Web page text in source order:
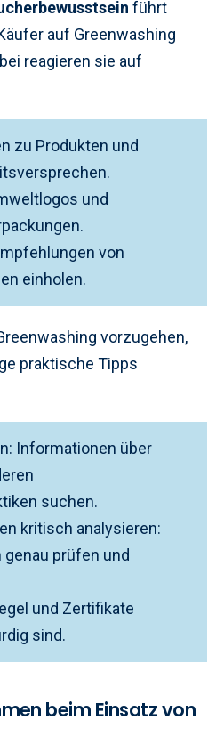
führt
auf Greenwashing
reagieren sie auf
zu Produkten und
und
von
einholen.
vorzugehen,
praktische Tipps
Informationen über
suchen.
kritisch analysieren:
prüfen und
und Zertifikate
sind.
beim Einsatz von